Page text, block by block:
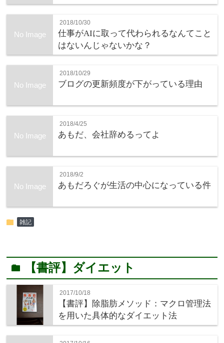
No Image
2018/10/30
仕事がAIに取って代わられるなんてこと
はないんじゃないかな？
No Image
2018/10/29
ブログの更新頻度が下がっている理由
No Image
2018/4/25
あもだ、会社辞めるってよ
No Image
2018/9/2
あもだろぐが生活の中心になっている件
folder 雑記
folder 【書評】ダイエット
2017/10/18
【書評】除脂肪メソッド：マクロ管理法
を用いた具体的なダイエット法